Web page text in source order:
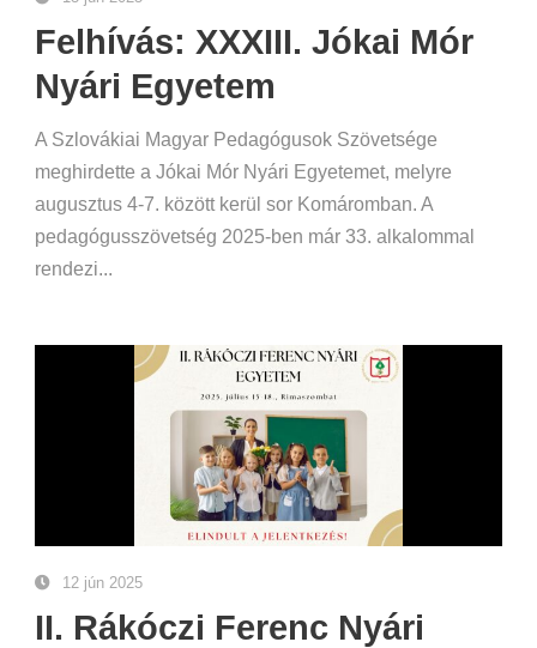
Felhívás: XXXIII. Jókai Mór
Nyári Egyetem
A Szlovákiai Magyar Pedagógusok Szövetsége
meghirdette a Jókai Mór Nyári Egyetemet, melyre
augusztus 4-7. között kerül sor Komáromban. A
pedagógusszövetség 2025-ben már 33. alkalommal
rendezi...
12 jún 2025
II. Rákóczi Ferenc Nyári